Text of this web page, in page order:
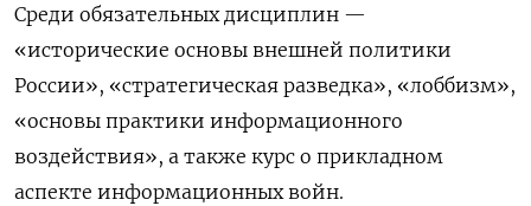
Среди обязательных дисциплин —
«исторические основы внешней политики
России», «стратегическая разведка», «лоббизм»,
«основы практики информационного
воздействия», а также курс о прикладном
аспекте информационных войн.